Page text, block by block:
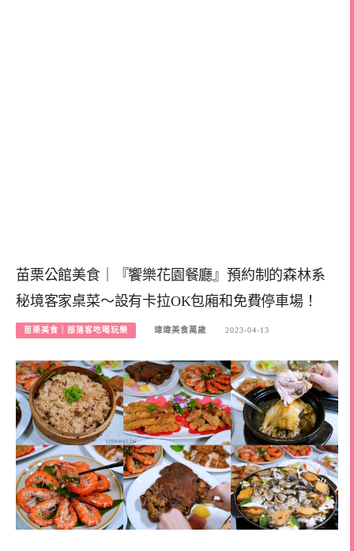
苗栗公館美食｜『饗樂花園餐廳』預約制的森林系
秘境客家桌菜～設有卡拉OK包廂和免費停車場！
苗栗美食｜部落客吃喝玩樂 瑋瑋美食萬歲 2023-04-13